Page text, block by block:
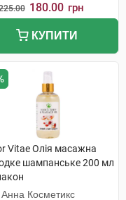
180.00 грн
КУПИТИ
Vitae Олія масажна
шампанське 200 мл
Косметикс